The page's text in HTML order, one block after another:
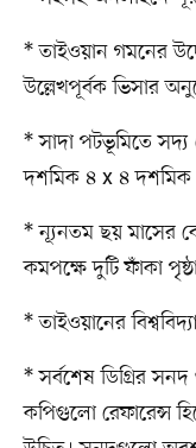
* তাইওয়ান গমনের
উল্লেখপূর্বক ভিসার
* সাদা পটভূমিতে
দশমিক ৪ x ৪ দশমিক ৫
* ন্যূনতম ছয় মাসের
কমপক্ষে দুটি ফাঁকা
* তাইওয়ানের
* সর্বশেষ ডিগ্রির সনদ
কপিগুলো রেফারেন্স